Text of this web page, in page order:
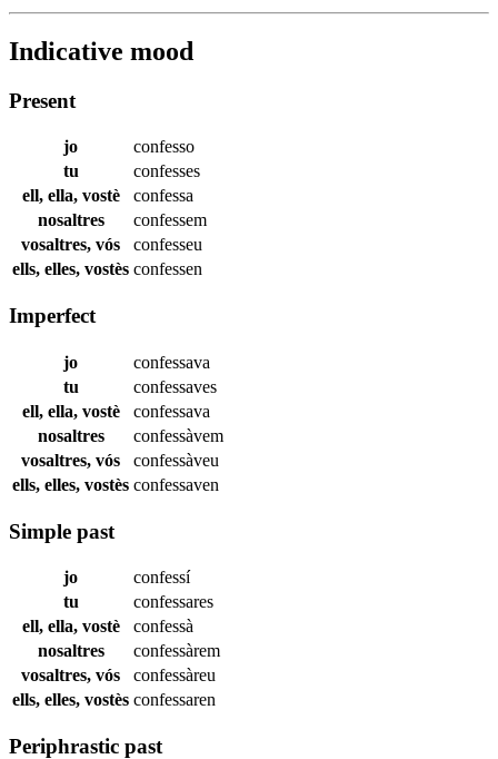
Indicative mood
Present
jo
confesso
tu
confesses
ell, ella, vostè
confessa
nosaltres
confessem
vosaltres, vós
confesseu
ells, elles, vostès confessen
Imperfect
jo
confessava
tu
confessaves
ell, ella, vostè
confessava
nosaltres
confessàvem
vosaltres, vós
confessàveu
ells, elles, vostès confessaven
Simple past
jo
confessí
tu
confessares
ell, ella, vostè
confessà
nosaltres
confessàrem
vosaltres, vós
confessàreu
ells, elles, vostès confessaren
Periphrastic past